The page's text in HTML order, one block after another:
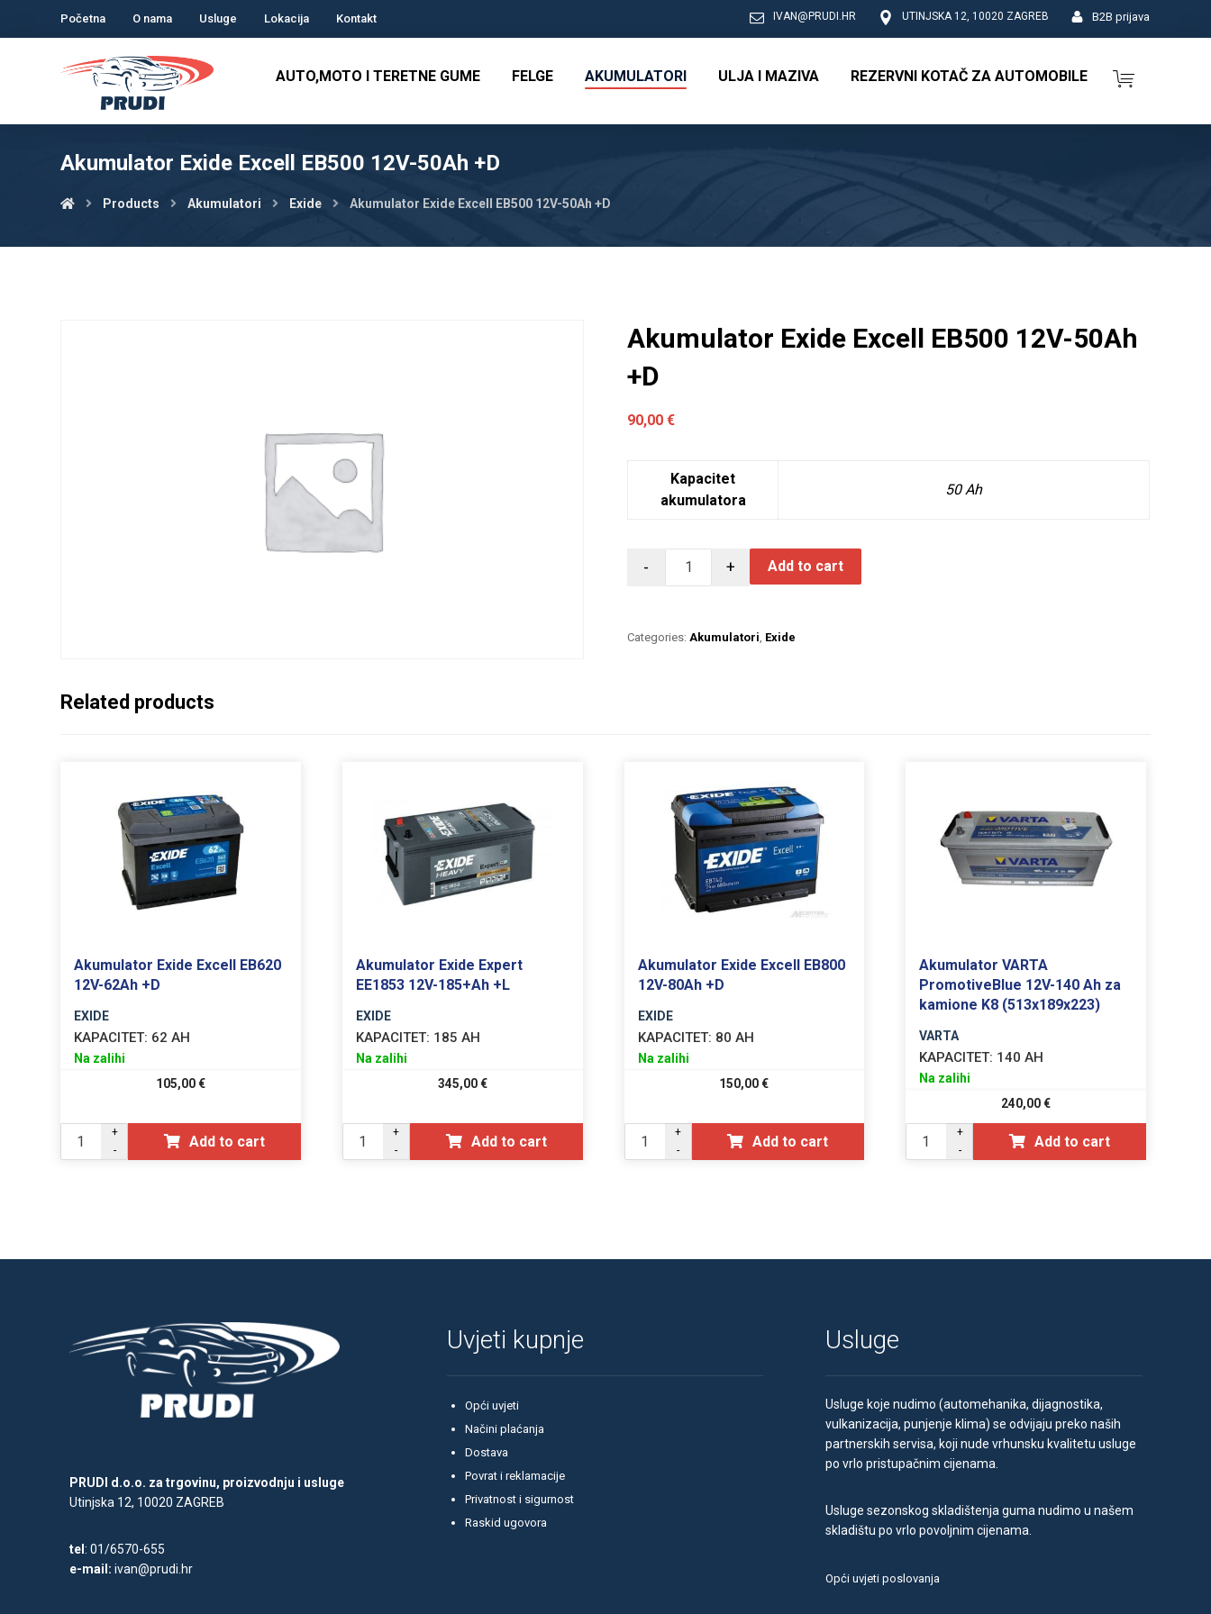
Početna O nama Usluge Lokacija Kontakt B2B prijava
UTINJSKA 12, 10020 ZAGREB
IVAN@PRUDI.HR
AUTO,MOTO I TERETNE GUME FELGE AKUMULATORI ULJA I MAZIVA REZERVNI KOTAČ ZA AUTOMOBILE
Akumulator Exide Excell EB500 12V-50Ah +D
Products Akumulatori Exide Akumulator Exide Excell EB500 12V-50Ah +D
Akumulator Exide Excell EB500 12V-50Ah
+D
90,00€
Kapacitet
akumulatora
50 Ah
- + Add to cart
Categories: Akumulatori Exide
Related products
Akumulator Exide Excell EB620
12V-62Ah +D
EXIDE
KAPACITET: 62 AH
Na zalihi
105,00€
+
-
Add to cart
Akumulator Exide Expert
EE1853 12V-185+Ah +L
EXIDE
KAPACITET: 185 AH
Na zalihi
345,00€
+
-
Add to cart
Akumulator Exide Excell EB800
12V-80Ah +D
EXIDE
KAPACITET: 80 AH
Na zalihi
150,00€
+
-
Add to cart
Akumulator VARTA
PromotiveBlue 12V-140 Ah za
kamione K8 (513x189x223)
VARTA
KAPACITET: 140 AH
Na zalihi
240,00€
+
-
Add to cart
PRUDI d.o.o. za trgovinu, proizvodnju i usluge
Utinjska 12, 10020 ZAGREB
tel: 01/6570-655
e-mail: ivan@prudi.hr
Uvjeti kupnje
Opći uvjeti
Načini plaćanja
Dostava
Povrat i reklamacije
Privatnost i sigurnost
Raskid ugovora
Usluge
Usluge koje nudimo (automehanika, dijagnostika,
vulkanizacija, punjenje klima) se odvijaju preko naših
partnerskih servisa, koji nude vrhunsku kvalitetu usluge
po vrlo pristupačnim cijenama.
Usluge sezonskog skladištenja guma nudimo u našem
skladištu po vrlo povoljnim cijenama.
Opći uvjeti poslovanja